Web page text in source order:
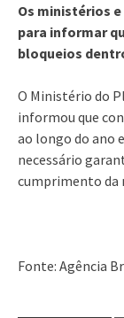
Os ministérios
para informar
bloqueios
O Ministério do
informou que
ao longo do ano
necessário
cumprimento da
Fonte: Agência